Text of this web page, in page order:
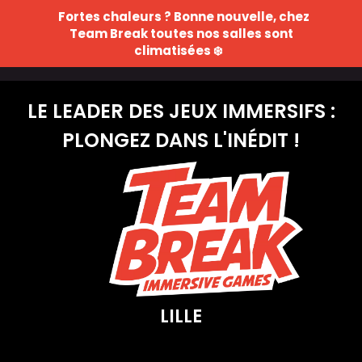
LILLE RÉSERVER
LE LEADER DES JEUX IMMERSIFS :
PLONGEZ DANS L'INÉDIT !
LILLE
Fortes chaleurs ? Bonne nouvelle, chez
Team Break toutes nos salles sont
climatisées ❄️